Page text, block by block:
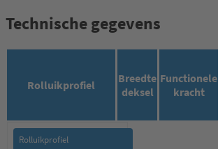
Technische gegevens
Rolluikprofiel
Breedte
deksel
Functionele
kracht